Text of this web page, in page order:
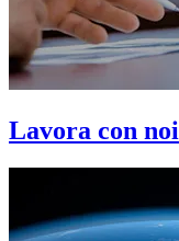
Lavora con noi